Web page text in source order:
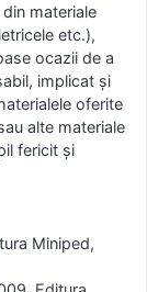
materiale
etc.),
ocazii de a
implicat și
oferite
alte materiale
fericit şi
Miniped,